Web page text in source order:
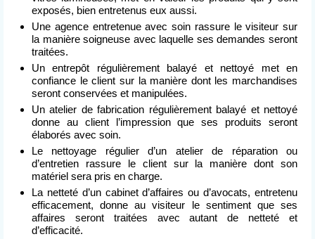
exposés, bien entretenus eux aussi.
Une agence entretenue avec soin rassure le visiteur sur
la manière soigneuse avec laquelle ses demandes seront
traitées.
Un entrepôt régulièrement balayé et nettoyé met en
confiance le client sur la manière dont les marchandises
seront conservées et manipulées.
Un atelier de fabrication régulièrement balayé et nettoyé
donne au client l’impression que ses produits seront
élaborés avec soin.
Le nettoyage régulier d’un atelier de réparation ou
d’entretien rassure le client sur la manière dont son
matériel sera pris en charge.
La netteté d’un cabinet d’affaires ou d’avocats, entretenu
efficacement, donne au visiteur le sentiment que ses
affaires seront traitées avec autant de netteté et
d’efficacité.